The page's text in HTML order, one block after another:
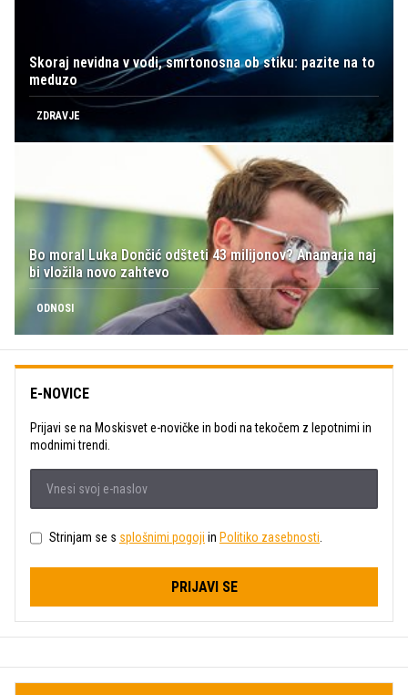
Skoraj nevidna v vodi, smrtonosna ob stiku: pazite na to
meduzo
ZDRAVJE
Bo moral Luka Dončić odšteti 43 milijonov? Anamaria naj
bi vložila novo zahtevo
ODNOSI
E-NOVICE
Prijavi se na Moskisvet e-novičke in bodi na tekočem z lepotnimi in
modnimi trendi.
Strinjam se s splošnimi pogoji in Politiko zasebnosti.
PRIJAVI SE